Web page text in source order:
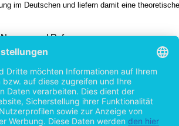
im Deutschen und liefern damit eine
Normen und Reformen
umfasst die durch eine Norm
kann es durchaus verschieden mögliche
der Graphematik deutlich macht. Meist ist aber
korrekt. Die Norm legt also fest, welche der
zu einer gewissen Zeit Gültigkeit haben.